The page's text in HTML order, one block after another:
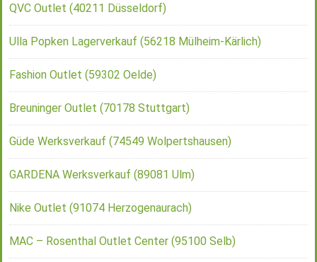
QVC Outlet (40211 Düsseldorf)
Ulla Popken Lagerverkauf (56218 Mülheim-Kärlich)
Fashion Outlet (59302 Oelde)
Breuninger Outlet (70178 Stuttgart)
Güde Werksverkauf (74549 Wolpertshausen)
GARDENA Werksverkauf (89081 Ulm)
Nike Outlet (91074 Herzogenaurach)
MAC – Rosenthal Outlet Center (95100 Selb)